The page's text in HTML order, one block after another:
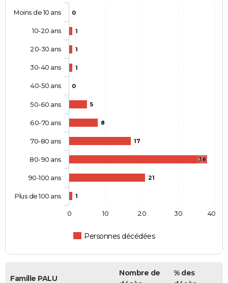
0
1
1
1
0
5
8
17
38
21
1
Personnes décédées
Moins de 10 ans
10-20 ans
20-30 ans
30-40 ans
40-50 ans
50-60 ans
60-70 ans
70-80 ans
80-90 ans
90-100 ans
Plus de 100 ans
0 10 20 30 40
Famille PALU
Nombre de
% des